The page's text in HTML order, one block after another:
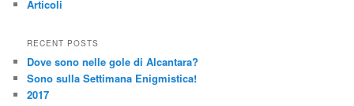
Articoli
RECENT POSTS
Dove sono nelle gole di Alcantara?
Sono sulla Settimana Enigmistica!
2017